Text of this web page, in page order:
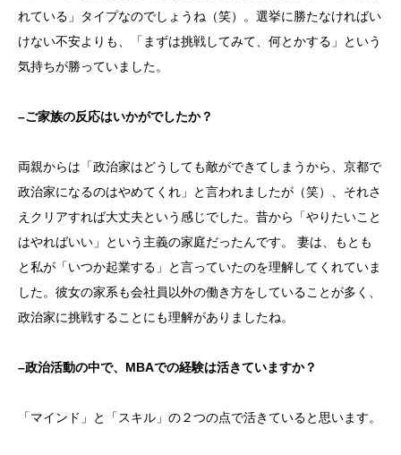
れている」タイプなのでしょうね（笑）。選挙に勝たなければい
けない不安よりも、「まずは挑戦してみて、何とかする」という
気持ちが勝っていました。
–ご家族の反応はいかがでしたか？
両親からは「政治家はどうしても敵ができてしまうから、京都で
政治家になるのはやめてくれ」と言われましたが（笑）、それさ
えクリアすれば大丈夫という感じでした。昔から「やりたいこと
はやればいい」という主義の家庭だったんです。 妻は、もとも
と私が「いつか起業する」と言っていたのを理解してくれていま
した。彼女の家系も会社員以外の働き方をしていることが多く、
政治家に挑戦することにも理解がありましたね。
–政治活動の中で、MBAでの経験は活きていますか？
「マインド」と「スキル」の２つの点で活きていると思います。